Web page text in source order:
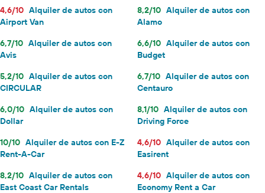
4,6/10 Alquiler de autos con
Airport Van
8,2/10 Alquiler de autos con
Alamo
6,7/10 Alquiler de autos con
Avis
6,6/10 Alquiler de autos con
Budget
5,2/10 Alquiler de autos con
CIRCULAR
6,7/10 Alquiler de autos con
Centauro
6,0/10 Alquiler de autos con
Dollar
8,1/10 Alquiler de autos con
Driving Force
10/10 Alquiler de autos con E-Z
Rent-A-Car
4,6/10 Alquiler de autos con
Easirent
8,2/10 Alquiler de autos con
East Coast Car Rentals
4,6/10 Alquiler de autos con
Economy Rent a Car